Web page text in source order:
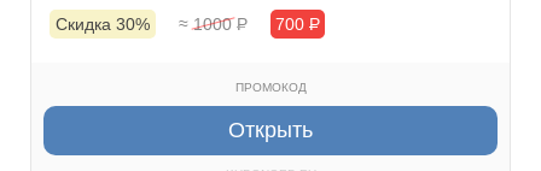
Скидка 30% ≈ 1000Р 700 Р
ПРОМОКОД
Открыть